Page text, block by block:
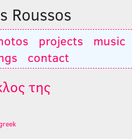
Roussos
projects
music
contact
της